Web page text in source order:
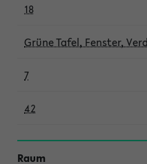
18
Grüne Tafel, Fenster,
7
42